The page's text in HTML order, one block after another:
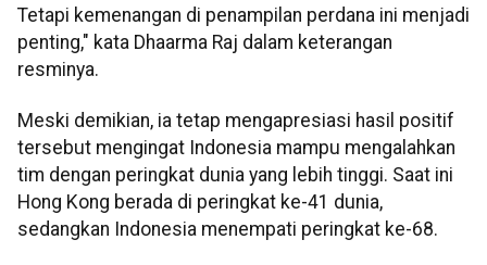
Tetapi kemenangan di penampilan perdana ini menjadi
penting," kata Dhaarma Raj dalam keterangan
resminya.
Meski demikian, ia tetap mengapresiasi hasil positif
tersebut mengingat Indonesia mampu mengalahkan
tim dengan peringkat dunia yang lebih tinggi. Saat ini
Hong Kong berada di peringkat ke-41 dunia,
sedangkan Indonesia menempati peringkat ke-68.